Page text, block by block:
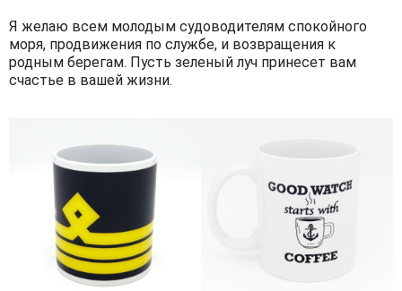
Я желаю всем молодым судоводителям спокойного
моря, продвижения по службе, и возвращения к
родным берегам. Пусть зеленый луч принесет вам
счастье в вашей жизни.